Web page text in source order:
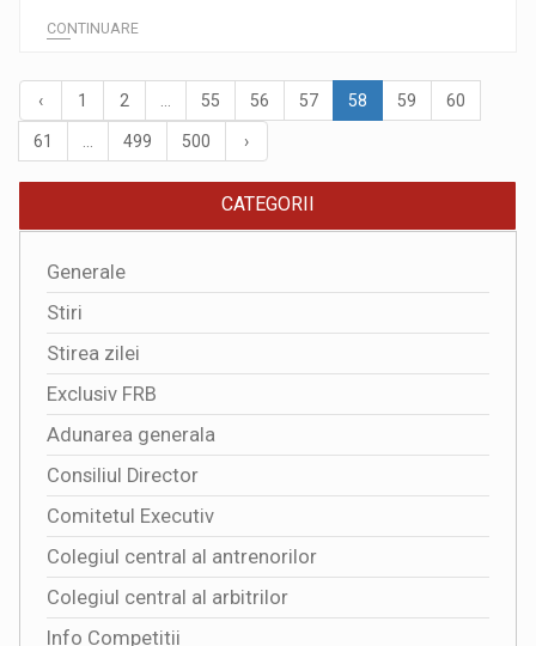
CONTINUARE
‹ 1 2 55 56 57 58 59 60
61 499 500 ›
CATEGORII
Generale
Stiri
Stirea zilei
Exclusiv FRB
Adunarea generala
Consiliul Director
Comitetul Executiv
Colegiul central al antrenorilor
Colegiul central al arbitrilor
Info Competitii